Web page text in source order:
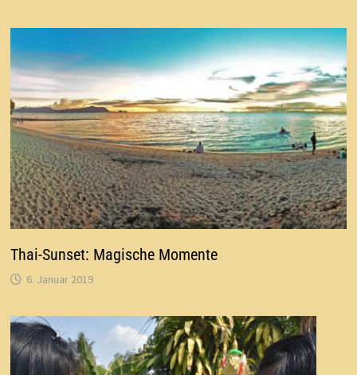
Thai-Sunset: Magische Momente
6. Januar 2019